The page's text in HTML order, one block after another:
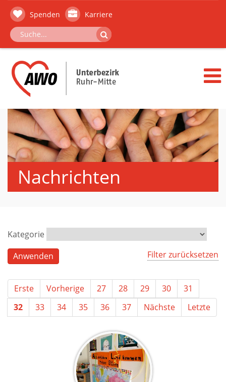
Spenden Karriere
Nachrichten
Kategorie
Filter zurücksetzen
Erste Vorherige 27 28 29 30
31
32
33 34 35 36 37 Nächste Letzte